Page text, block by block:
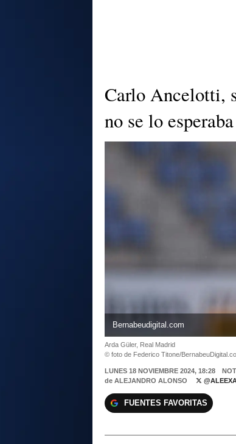
Carlo Ancelotti,
no se lo esperaba
Bernabeudigital.com
Arda Güler, Real Madrid
© foto de Federico Titone/
LUNES 18 NOVIEMBRE 2024, 18:28
de ALEJANDRO ALONSO
FUENTES FAVORITAS